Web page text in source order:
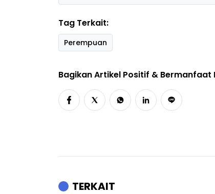
Tag Terkait:
Perempuan
Bagikan Artikel Positif & Bermanfaat
TERKAIT